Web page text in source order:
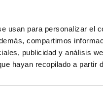
usan para personalizar el
compartimos
publicidad y análisis
hayan recopilado a
[email protegido]
+34 913 116
139